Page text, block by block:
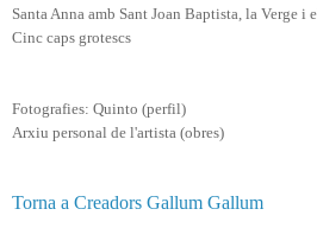
Santa Anna amb Sant Joan Baptista, la Verge i
Cinc caps grotescs
Fotografies: Quinto (perfil)
Arxiu personal de l'artista (obres)
Torna a Creadors Gallum Gallum